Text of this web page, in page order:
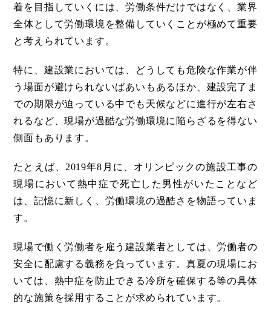
着を目指していくには、労働条件だけではなく、業界
全体として労働環境を整備していくことが極めて重要
と考えられています。
特に、建設業においては、どうしても危険な作業が伴
う場面が避けられないばあいもあるほか、建設完了ま
での期限が迫っている中でも天候などに進行が左右さ
れるなど、現場が過酷な労働環境に陥らざるを得ない
側面もあります。
たとえば、2019年8月に、オリンピックの施設工事の
現場において熱中症で死亡した男性がいたことなど
は、記憶に新しく、労働環境の過酷さを物語っていま
す。
現場で働く労働者を雇う建設業者としては、労働者の
安全に配慮する義務を負っています。真夏の現場にお
いては、熱中症を防止できる冷所を確保する等の具体
的な施策を採用することが求められています。